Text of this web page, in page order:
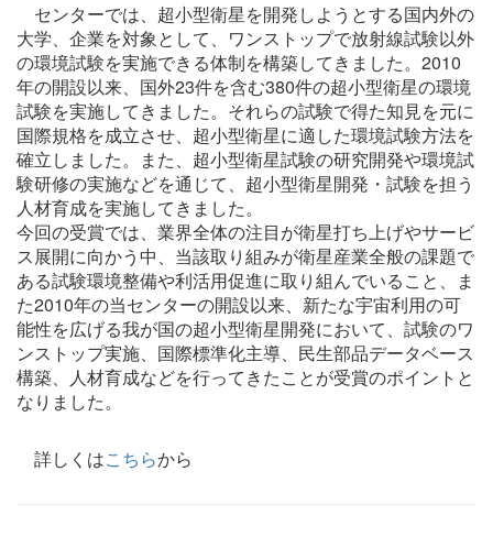
センターでは、超小型衛星を開発しようとする国内外の
大学、企業を対象として、ワンストップで放射線試験以外
の環境試験を実施できる体制を構築してきました。2010
年の開設以来、国外23件を含む380件の超小型衛星の環境
試験を実施してきました。それらの試験で得た知見を元に
国際規格を成立させ、超小型衛星に適した環境試験方法を
確立しました。また、超小型衛星試験の研究開発や環境試
験研修の実施などを通じて、超小型衛星開発・試験を担う
人材育成を実施してきました。
今回の受賞では、業界全体の注目が衛星打ち上げやサービ
ス展開に向かう中、当該取り組みが衛星産業全般の課題で
ある試験環境整備や利活用促進に取り組んでいること、ま
た2010年の当センターの開設以来、新たな宇宙利用の可
能性を広げる我が国の超小型衛星開発において、試験のワ
ンストップ実施、国際標準化主導、民生部品データベース
構築、人材育成などを行ってきたことが受賞のポイントと
なりました。
詳しくはこちらから